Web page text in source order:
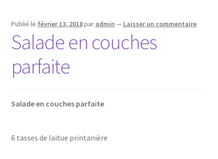
Publié le février 13, 2018par admin — Laisser un commentaire
Salade en couches
parfaite
Salade en couches parfaite
6 tasses de laitue printanière